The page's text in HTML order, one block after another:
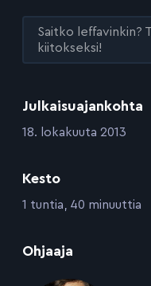
Julkaisuajankohta
:18. lokakuuta 2013
Kesto
:1 tuntia, 40 minuuttia
Ohjaaja
Saitko leffavinkin?
kiitokseksi!